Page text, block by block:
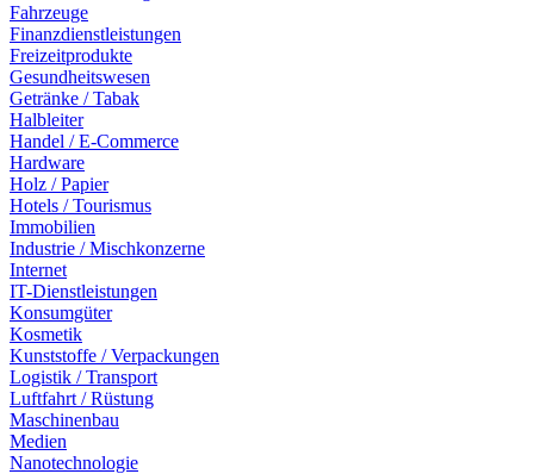
Fahrzeuge
Finanzdienstleistungen
Freizeitprodukte
Gesundheitswesen
Getränke / Tabak
Halbleiter
Handel / E-Commerce
Hardware
Holz / Papier
Hotels / Tourismus
Immobilien
Industrie / Mischkonzerne
Internet
IT-Dienstleistungen
Konsumgüter
Kosmetik
Kunststoffe / Verpackungen
Logistik / Transport
Luftfahrt / Rüstung
Maschinenbau
Medien
Nanotechnologie